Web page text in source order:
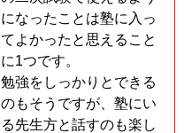
になったことは塾に入っ
てよかったと思えること
に1つです。
勉強をしっかりとできる
のもそうですが、塾にい
る先生方と話すのも楽し